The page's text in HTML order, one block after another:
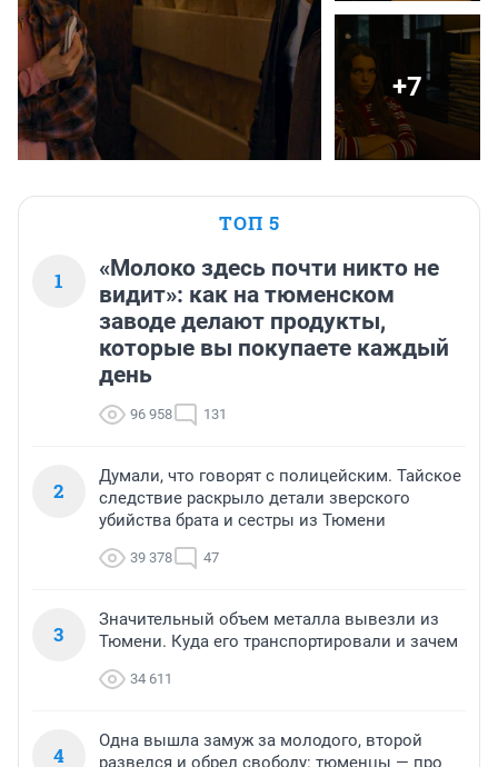
+7
ТОП 5
1
«Молоко здесь почти никто не
видит»: как на тюменском
заводе делают продукты,
которые вы покупаете каждый
день
96 958 131
2
Думали, что говорят с полицейским. Тайское
следствие раскрыло детали зверского
убийства брата и сестры из Тюмени
39 378 47
3
Значительный объем металла вывезли из
Тюмени. Куда его транспортировали и зачем
34 611
4
Одна вышла замуж за молодого, второй
развелся и обрел свободу: тюменцы — про